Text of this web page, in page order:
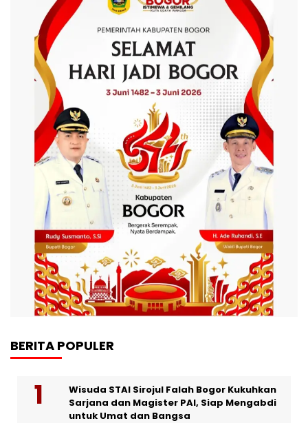
BERITA POPULER
Wisuda STAI Sirojul Falah Bogor Kukuhkan
Sarjana dan Magister PAI, Siap Mengabdi
untuk Umat dan Bangsa